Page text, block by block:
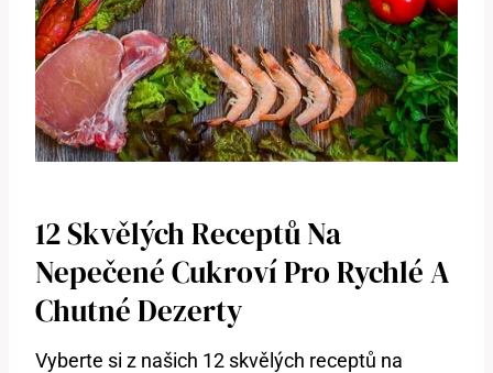
12 Skvělých Receptů Na
Nepečené Cukroví Pro Rychlé A
Chutné Dezerty
Vyberte si z našich 12 skvělých receptů na